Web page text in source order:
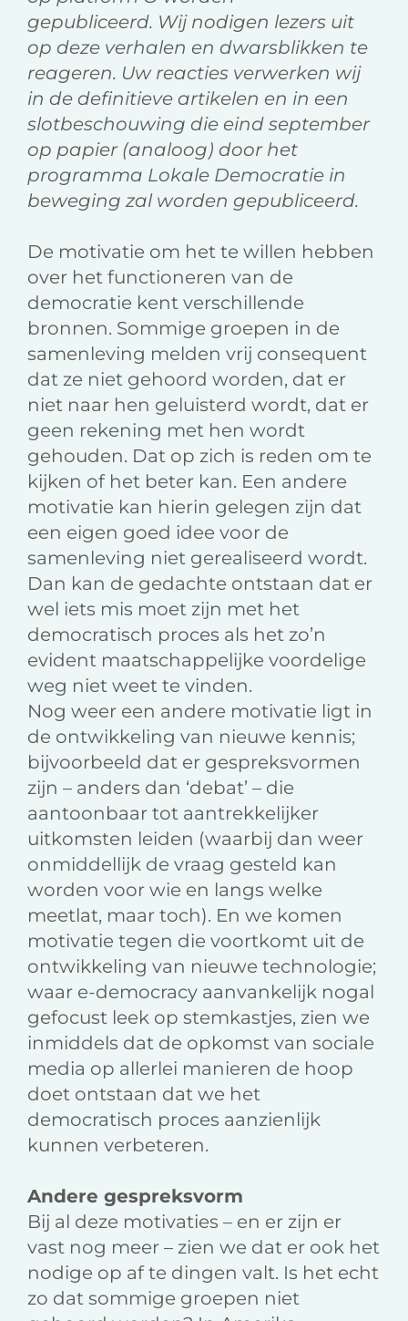
gepubliceerd. Wij nodigen lezers uit
op deze verhalen en dwarsblikken te
reageren. Uw reacties verwerken wij
in de definitieve artikelen en in een
slotbeschouwing die eind september
op papier (analoog) door het
programma Lokale Democratie in
beweging zal worden gepubliceerd.
De motivatie om het te willen hebben
over het functioneren van de
democratie kent verschillende
bronnen. Sommige groepen in de
samenleving melden vrij consequent
dat ze niet gehoord worden, dat er
niet naar hen geluisterd wordt, dat er
geen rekening met hen wordt
gehouden. Dat op zich is reden om te
kijken of het beter kan. Een andere
motivatie kan hierin gelegen zijn dat
een eigen goed idee voor de
samenleving niet gerealiseerd wordt.
Dan kan de gedachte ontstaan dat er
wel iets mis moet zijn met het
democratisch proces als het zo’n
evident maatschappelijke voordelige
weg niet weet te vinden.
Nog weer een andere motivatie ligt in
de ontwikkeling van nieuwe kennis;
bijvoorbeeld dat er gespreksvormen
zijn – anders dan ‘debat’ – die
aantoonbaar tot aantrekkelijker
uitkomsten leiden (waarbij dan weer
onmiddellijk de vraag gesteld kan
worden voor wie en langs welke
meetlat, maar toch). En we komen
motivatie tegen die voortkomt uit de
ontwikkeling van nieuwe technologie;
waar e-democracy aanvankelijk nogal
gefocust leek op stemkastjes, zien we
inmiddels dat de opkomst van sociale
media op allerlei manieren de hoop
doet ontstaan dat we het
democratisch proces aanzienlijk
kunnen verbeteren.
Andere gespreksvorm
Bij al deze motivaties – en er zijn er
vast nog meer – zien we dat er ook het
nodige op af te dingen valt. Is het echt
zo dat sommige groepen niet